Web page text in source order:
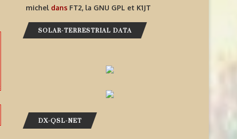
michel dans FT2, la GNU GPL et K1JT
SOLAR-TERRESTRIAL DATA
DX-QSL-NET